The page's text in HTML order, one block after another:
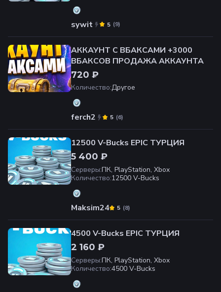
sywit (9)
5
АККАУНТ С ВБАКСАМИ +3000
ВБАКСОВ ПРОДАЖА АККАУНТА
720 ₽
Количество:Другое
ferch2 (6)
5
12500 V-Bucks EPIC ТУРЦИЯ
5 400 ₽
Серверы:ПК, PlayStation, Xbox
Количество:12500 V-Bucks
Maksim24 (8)
5
4500 V-Bucks EPIC ТУРЦИЯ
2 160 ₽
Серверы:ПК, PlayStation, Xbox
Количество:4500 V-Bucks